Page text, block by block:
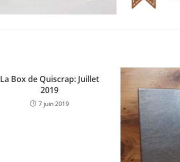
La Box de Quiscrap: Juillet
2019
7 juin 2019